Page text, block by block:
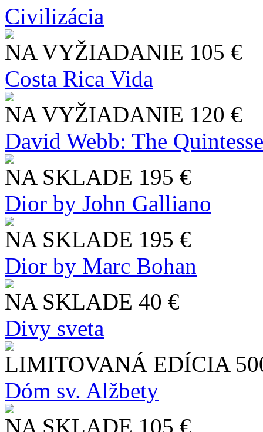
Civilizácia
NA VYŽIADANIE 105 €
Costa Rica Vida
NA VYŽIADANIE 120 €
David Webb: The
NA SKLADE 195 €
Dior by John Galliano
NA SKLADE 195 €
Dior by Marc Bohan
NA SKLADE 40 €
Divy sveta
LIMITOVANÁ EDÍCIA
Dóm sv. Alžbety
NA SKLADE 105 €